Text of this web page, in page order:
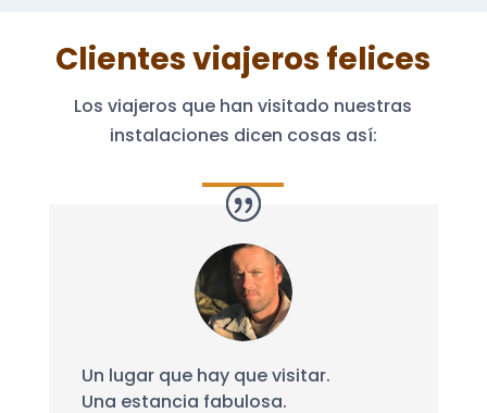
Clientes viajeros felices
Los viajeros que han visitado nuestras
instalaciones dicen cosas así:
Un lugar que hay que visitar.
Una estancia fabulosa.